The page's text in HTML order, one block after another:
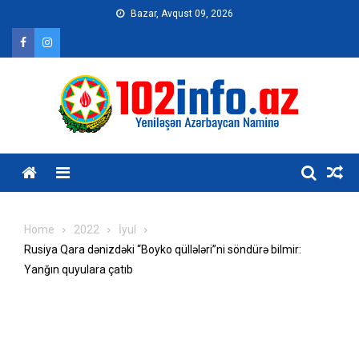
content
Bazar, Avqust 09, 2026
Home 2022
İyul
Rusiya Qara dənizdəki “Boyko qüllələri”ni söndürə bilmir:
Yanğın quyulara çatıb